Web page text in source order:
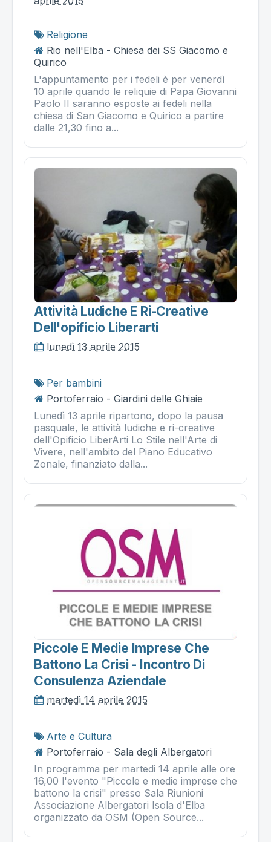
Religione
Rio nell'Elba - Chiesa dei SS Giacomo e
Quirico
L'appuntamento per i fedeli è per venerdì
10 aprile quando le reliquie di Papa Giovanni
Paolo II saranno esposte ai fedeli nella
chiesa di San Giacomo e Quirico a partire
dalle 21,30 fino a...
Attività Ludiche E Ri-Creative
Dell'opificio Liberarti
lunedì 13 aprile 2015
Per bambini
Portoferraio - Giardini delle Ghiaie
Lunedì 13 aprile ripartono, dopo la pausa
pasquale, le attività ludiche e ri-creative
dell'Opificio LiberArti Lo Stile nell'Arte di
Vivere, nell'ambito del Piano Educativo
Zonale, finanziato dalla...
Piccole E Medie Imprese Che
Battono La Crisi - Incontro Di
Consulenza Aziendale
martedì 14 aprile 2015
Arte e Cultura
Portoferraio - Sala degli Albergatori
In programma per martedi 14 aprile alle ore
16,00 l'evento "Piccole e medie imprese che
battono la crisi" presso Sala Riunioni
Associazione Albergatori Isola d'Elba
organizzato da OSM (Open Source...